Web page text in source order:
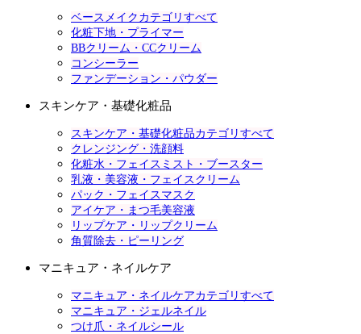
ベースメイクカテゴリすべて
化粧下地・プライマー
BBクリーム・CCクリーム
コンシーラー
ファンデーション・パウダー
スキンケア・基礎化粧品
スキンケア・基礎化粧品カテゴリすべて
クレンジング・洗顔料
化粧水・フェイスミスト・ブースター
乳液・美容液・フェイスクリーム
パック・フェイスマスク
アイケア・まつ毛美容液
リップケア・リップクリーム
角質除去・ピーリング
マニキュア・ネイルケア
マニキュア・ネイルケアカテゴリすべて
マニキュア・ジェルネイル
つけ爪・ネイルシール